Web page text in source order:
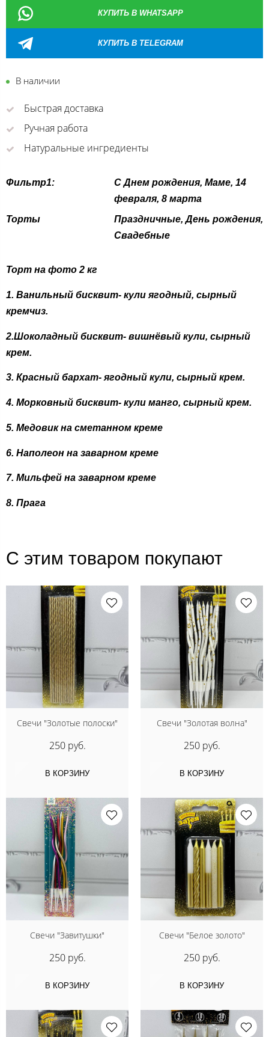
КУПИТЬ В WHATSAPP
КУПИТЬ В TELEGRAM
В наличии
Быстрая доставка
Ручная работа
Натуральные ингредиенты
Фильтр1:
С Днем рождения, Маме, 14
февраля, 8 марта
Торты
Праздничные, День рождения,
Свадебные
Торт на фото 2 кг
1. Ванильный бисквит- кули ягодный, сырный
кремчиз.
2.Шоколадный бисквит- вишнёвый кули, сырный
крем.
3. Красный бархат- ягодный кули, сырный крем.
4. Морковный бисквит- кули манго, сырный крем.
5. Медовик на сметанном креме
6. Наполеон на заварном креме
7. Мильфей на заварном креме
8. Прага
С этим товаром покупают
Свечи "Золотые полоски"
250 руб.
В КОРЗИНУ
Свечи "Золотая волна"
250 руб.
В КОРЗИНУ
Свечи "Завитушки"
250 руб.
В КОРЗИНУ
Свечи "Белое золото"
250 руб.
В КОРЗИНУ